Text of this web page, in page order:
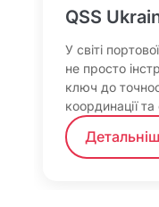
QSS
У світі
не просто
ключ до
координації